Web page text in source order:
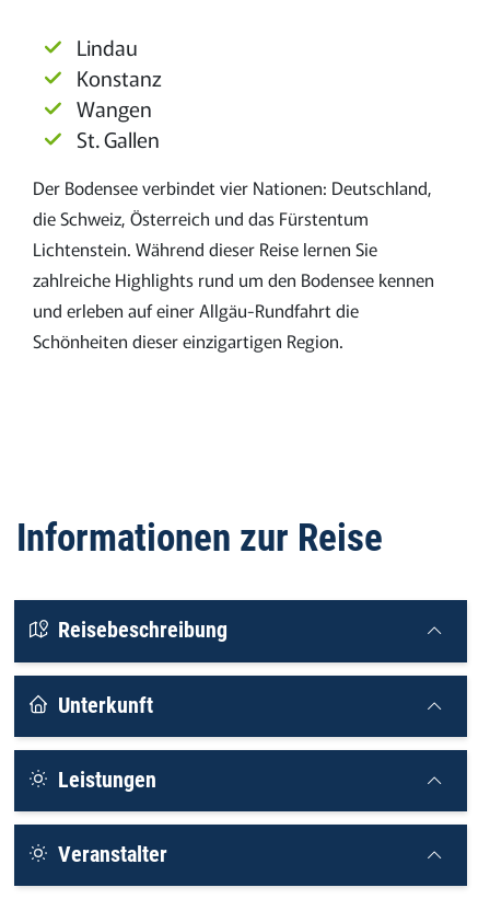
Lindau
Konstanz
Wangen
St. Gallen
Der Bodensee verbindet vier Nationen: Deutschland,
die Schweiz, Österreich und das Fürstentum
Lichtenstein. Während dieser Reise lernen Sie
zahlreiche Highlights rund um den Bodensee kennen
und erleben auf einer Allgäu-Rundfahrt die
Schönheiten dieser einzigartigen Region.
Informationen zur Reise
Reisebeschreibung
Unterkunft
Leistungen
Veranstalter